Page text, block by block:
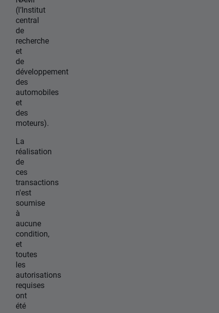
(l’Institut
central
de
recherche
et
de
développement
des
automobiles
et
des
moteurs).
La
réalisation
de
ces
transactions
n'est
soumise
à
aucune
condition,
et
toutes
les
autorisations
requises
ont
été